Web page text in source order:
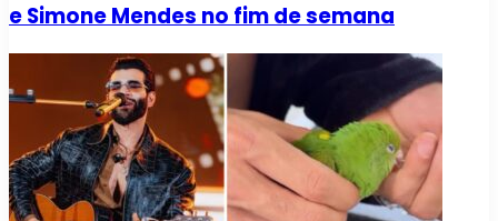
e Simone Mendes no fim de semana